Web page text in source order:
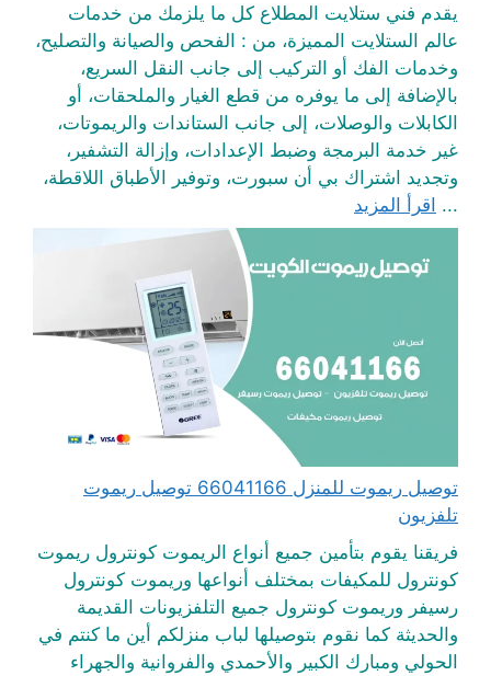
يقدم فني ستلايت المطلاع كل ما يلزمك من خدمات
عالم الستلايت المميزة، من : الفحص والصيانة والتصليح،
وخدمات الفك أو التركيب إلى جانب النقل السريع،
بالإضافة إلى ما يوفره من قطع الغيار والملحقات، أو
الكابلات والوصلات، إلى جانب الستاندات والريموتات،
غير خدمة البرمجة وضبط الإعدادات، وإزالة التشفير،
وتجديد اشتراك بي أن سبورت، وتوفير الأطباق اللاقطة،
... اقرأ المزيد
توصيل ريموت للمنزل 66041166 توصيل ريموت
تلفزيون
فريقنا يقوم بتأمين جميع أنواع الريموت كونترول ريموت
كونترول للمكيفات بمختلف أنواعها وريموت كونترول
رسيفر وريموت كونترول جميع التلفزيونات القديمة
والحديثة كما نقوم بتوصيلها لباب منزلكم أين ما كنتم في
الحولي ومبارك الكبير والأحمدي والفروانية والجهراء